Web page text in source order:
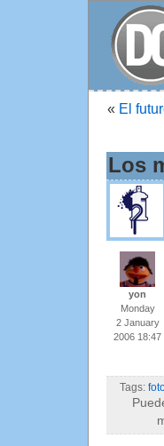
« El
Los
yon
Monday
2 January
2006 18:47
Tags: